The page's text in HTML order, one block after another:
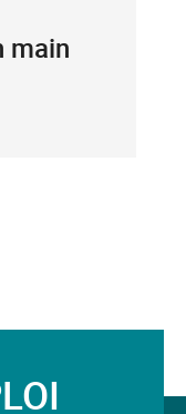
main